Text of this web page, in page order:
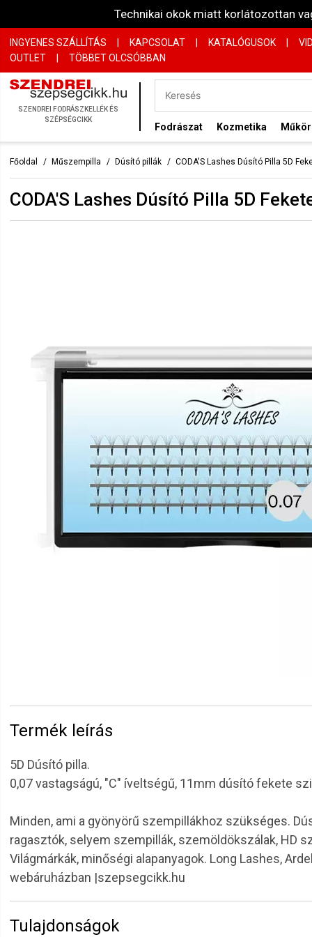
Technikai okok miatt korlátozottan
INGYENES SZÁLLÍTÁS KAPCSOLAT KATALÓGUSOK
OUTLET
| TÖBBET OLCSÓBBAN
SZENDREI FODRÁSZKELLÉK ÉS
SZÉPSÉGCIKK
Fodrászat Kozmetika
Főoldal Műszempilla Dúsító pillák CODA'S Lashes Dúsító Pilla 5D
CODA'S Lashes Dúsító Pilla 5D
Termék leírás
5D Dúsító pilla.
0,07 vastagságú, "C" íveltségű, 11mm dúsító fekete
Minden, ami a gyönyörű szempillákhoz szükséges.
ragasztók, selyem szempillák, szemöldökszálak, HD
Világmárkák, minőségi alapanyagok. Long Lashes,
webáruházban |szepsegcikk.hu
Tulajdonságok